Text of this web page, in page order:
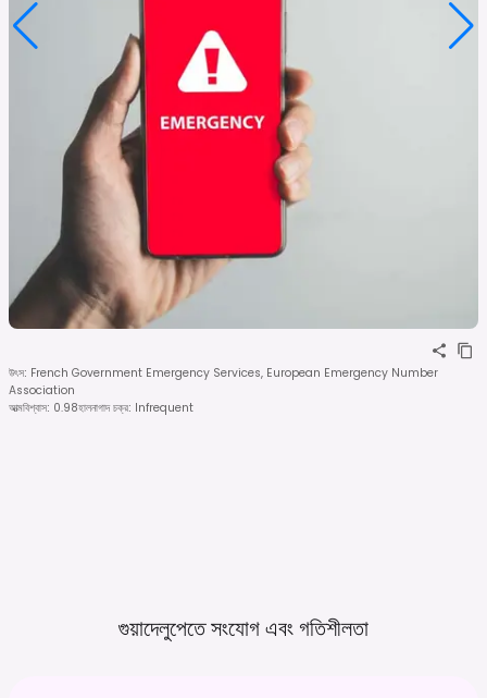
উৎস: French Government Emergency Services, European Emergency Number
Association
আত্মবিশ্বাস: 0.98হালনাগাদ চক্র: Infrequent
গুয়াদেলুপেতে সংযোগ এবং গতিশীলতা